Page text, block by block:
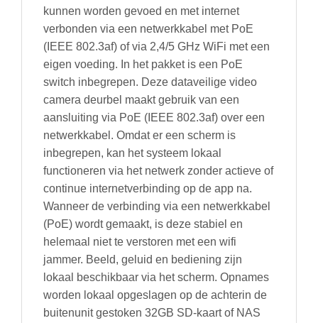
kunnen worden gevoed en met internet
verbonden via een netwerkkabel met PoE
(IEEE 802.3af) of via 2,4/5 GHz WiFi met een
eigen voeding. In het pakket is een PoE
switch inbegrepen. Deze dataveilige video
camera deurbel maakt gebruik van een
aansluiting via PoE (IEEE 802.3af) over een
netwerkkabel. Omdat er een scherm is
inbegrepen, kan het systeem lokaal
functioneren via het netwerk zonder actieve of
continue internetverbinding op de app na.
Wanneer de verbinding via een netwerkkabel
(PoE) wordt gemaakt, is deze stabiel en
helemaal niet te verstoren met een wifi
jammer. Beeld, geluid en bediening zijn
lokaal beschikbaar via het scherm. Opnames
worden lokaal opgeslagen op de achterin de
buitenunit gestoken 32GB SD-kaart of NAS